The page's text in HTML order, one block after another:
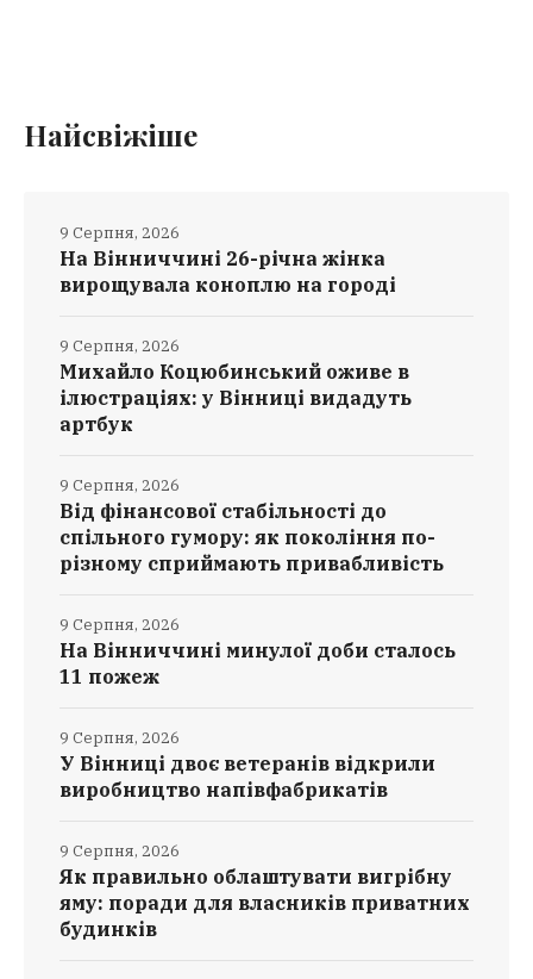
Найсвіжіше
На Вінниччині 26-річна жінка
вирощувала коноплю на городі
9 Серпня, 2026
Михайло Коцюбинський оживе в
ілюстраціях: у Вінниці видадуть
артбук
9 Серпня, 2026
Від фінансової стабільності до
спільного гумору: як покоління по-
різному сприймають привабливість
9 Серпня, 2026
На Вінниччині минулої доби сталось
11 пожеж
9 Серпня, 2026
У Вінниці двоє ветеранів відкрили
виробництво напівфабрикатів
9 Серпня, 2026
Як правильно облаштувати вигрібну
яму: поради для власників приватних
будинків
9 Серпня, 2026